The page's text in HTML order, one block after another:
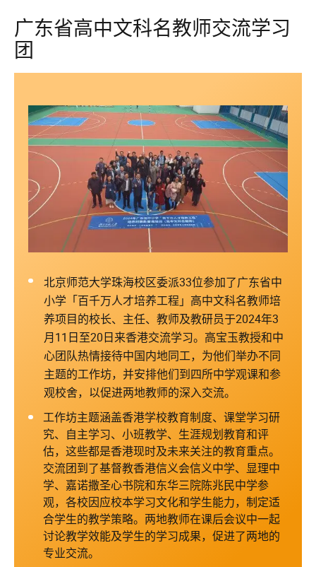
广东省高中文科名教师交流学习
团
北京师范大学珠海校区委派33位参加了广东省中
小学「百千万人才培养工程」高中文科名教师培
养项目的校长、主任、教师及教研员于2024年3
月11日至20日来香港交流学习。高宝玉教授和中
心团队热情接待中国内地同工，为他们举办不同
主题的工作坊，并安排他们到四所中学观课和参
观校舍，以促进两地教师的深入交流。
工作坊主题涵盖香港学校教育制度、课堂学习研
究、自主学习、小班教学、生涯规划教育和评
估，这些都是香港现时及未来关注的教育重点。
交流团到了基督教香港信义会信义中学、显理中
学、嘉诺撒圣心书院和东华三院陈兆民中学参
观，各校因应校本学习文化和学生能力，制定适
合学生的教学策略。两地教师在课后会议中一起
讨论教学效能及学生的学习成果，促进了两地的
专业交流。